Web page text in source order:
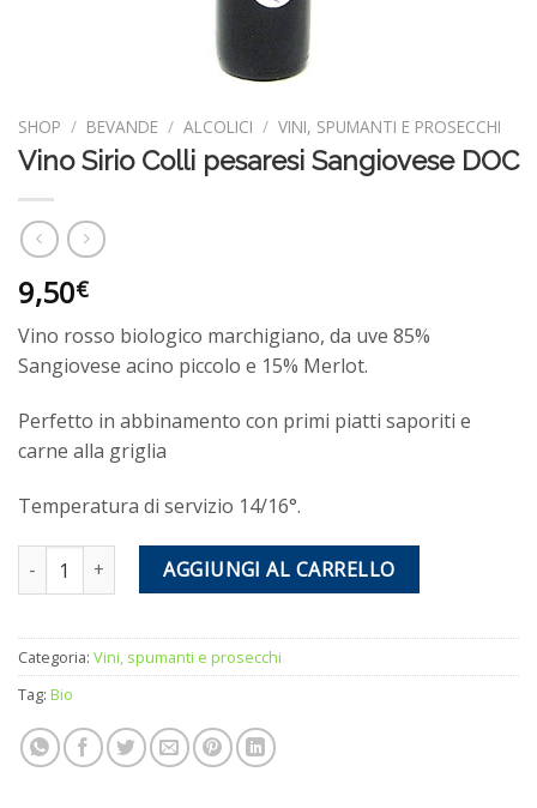
SHOP / BEVANDE / ALCOLICI / VINI, SPUMANTI E PROSECCHI
Vino Sirio Colli pesaresi Sangiovese DOC
9,50€
Vino rosso biologico marchigiano, da uve 85%
Sangiovese acino piccolo e 15% Merlot.
Perfetto in abbinamento con primi piatti saporiti e
carne alla griglia
Temperatura di servizio 14/16°.
Vino Sirio Colli pesaresi Sangiovese DOC quantità
AGGIUNGI AL CARRELLO
Categoria: Vini, spumanti e prosecchi
Tag: Bio